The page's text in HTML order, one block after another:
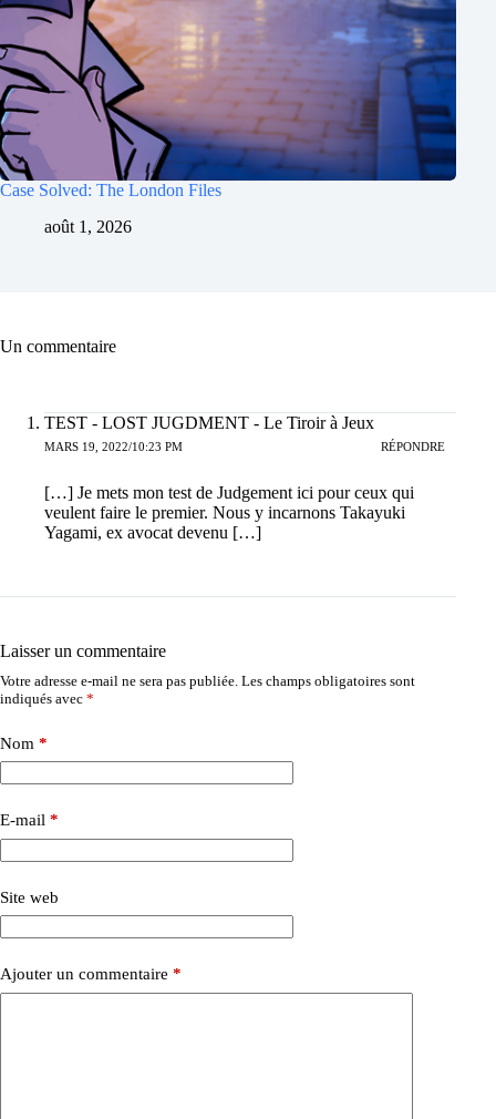
Case Solved: The London Files
août 1, 2026
Un commentaire
TEST - LOST JUGDMENT - Le Tiroir à Jeux
MARS 19, 2022/10:23 PM RÉPONDRE
[…] Je mets mon test de Judgement ici pour ceux qui
veulent faire le premier. Nous y incarnons Takayuki
Yagami, ex avocat devenu […]
Laisser un commentaire
Votre adresse e-mail ne sera pas publiée. Les champs obligatoires sont
indiqués avec *
Nom *
E-mail *
Site web
Ajouter un commentaire *